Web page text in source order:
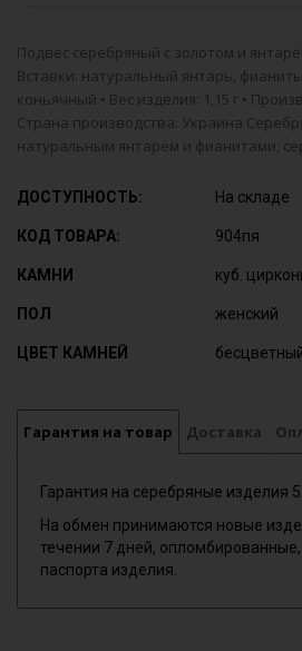
Подвес серебряный с золотом и
Вставки: натуральный янтарь, фианиты
коньячный • Вес изделия: 1,15 г •
Страна производства: Украина
натуральным янтарём и фианитами,
ДОСТУПНОСТЬ: На складе
КОД ТОВАРА: 904пя
КАМНИ куб.
ПОЛ женский
ЦВЕТ КАМНЕЙ
Гарантия на товар Доставка
Гарантия на серебряные изделия 5
На обмен принимаются новые
течении 7 дней,
паспорта изделия.